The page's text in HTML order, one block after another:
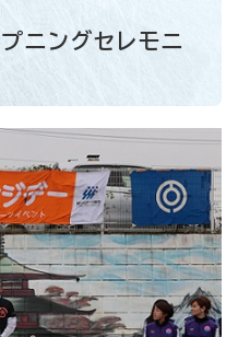
ニングセレモニ